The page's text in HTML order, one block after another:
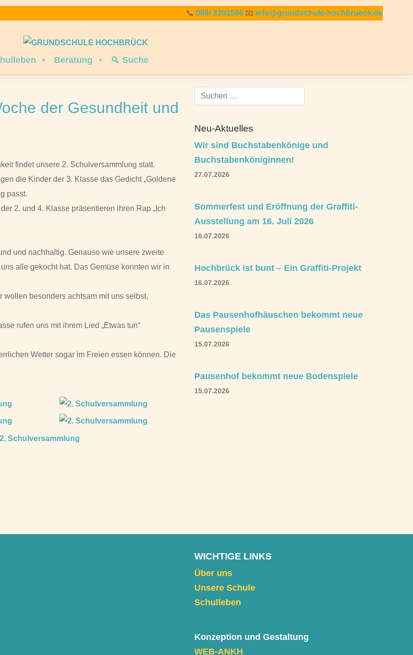
📞 089/ 3201596 📧 info@grundschule-hochbrueck.de
Beratung Suche
der Gesundheit und
findet unsere 2. Schulversammlung statt.
die Kinder der 3. Klasse das Gedicht „Goldene
passt.
2. und 4. Klasse präsentieren ihren Rap „Ich
und nachhaltig. Genauso wie unsere zweite
alle gekocht hat. Das Gemüse konnten wir in
wollen besonders achtsam mit uns selbst,
rufen uns mit ihrem Lied „Etwas tun“
Wetter sogar im Freien essen können. Die
Neu-Aktuelles
Wir sind Buchstabenkönige und
Buchstabenköniginnen!
27.07.2026
Sommerfest und Eröffnung der Graffiti-
Ausstellung am 16. Juli 2026
16.07.2026
Hochbrück ist bunt – Ein Graffiti-Projekt
16.07.2026
Das Pausenhofhäuschen bekommt neue
Pausenspiele
15.07.2026
Pausenhof bekommt neue Bodenspiele
15.07.2026
WICHTIGE LINKS
Über uns
Unsere Schule
Schulleben
Konzeption und Gestaltung
WEB-ANKH